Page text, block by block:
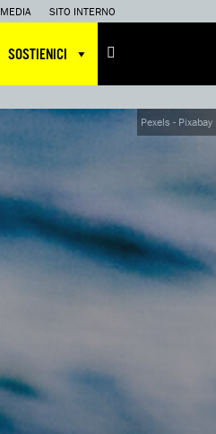
MEDIA SITO INTERNO
SOSTIENICI
Pexels - Pixabay